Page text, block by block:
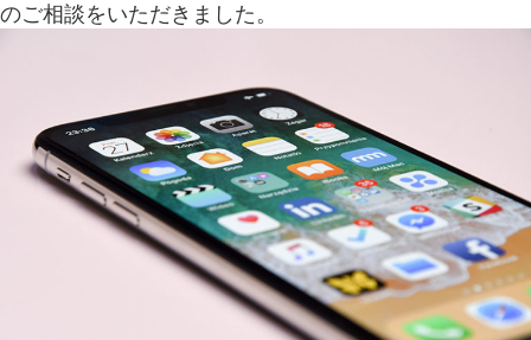
のご相談をいただきました。